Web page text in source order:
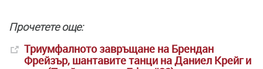
Прочетете още:
Триумфалното завръщане на Брендан
Фрейзър, шантавите танци на Даниел Крейг и